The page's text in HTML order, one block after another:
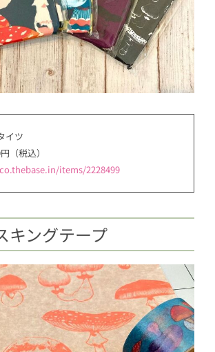
イツ
（税込）
items/2228499
キングテープ